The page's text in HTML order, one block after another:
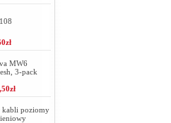
MW6
3-pack
kabli poziomy